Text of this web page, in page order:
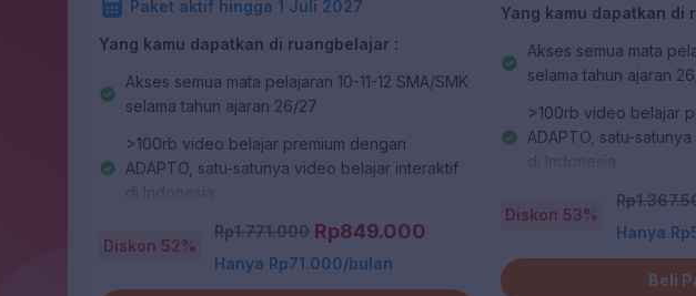
Paket aktif hingga 1 Juli 2027
Yang kamu dapatkan di ruangbelajar :
Akses semua mata pelajaran 10-11-12 SMA/SMK
selama tahun ajaran 26/27
>100rb video belajar premium dengan
ADAPTO, satu-satunya video belajar interaktif
>400rb latihan soal serta pembahasan untuk
mengukur pemahaman melalui Latihan Bab, Cek
Kemampuan, Kuis Akhir, dan Drill Soal
Diskon 52%
Rp1.771.000 Rp849.000
Hanya Rp71.000/bulan
Yang kamu dapatkan di
Akses semua mata
selama tahun ajaran
>100rb video belajar
ADAPTO, satu-
>400rb latihan soal
mengukur pemahaman
Kemampuan, Kuis
Video belajar TKA
Diskon 53%
Hanya
Beli